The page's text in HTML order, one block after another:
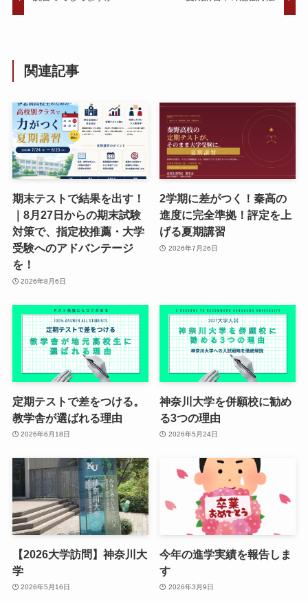
関連記事
期末テストで結果を出す！
｜8月27日からの期末試験
対策で、指定校推薦・大学
受験へのアドバンテージ
を！
2026年8月6日
2学期に差がつく！秦高の
進度に完全準拠！評定を上
げる夏期講習
2026年7月26日
定期テストで差をつける。
教学舎が選ばれる理由
2026年6月18日
神奈川大学を併願校に勧め
る3つの理由
2026年5月24日
【2026大学訪問】神奈川大
学
2026年5月16日
今年の進学実績を報告しま
す
2026年3月9日